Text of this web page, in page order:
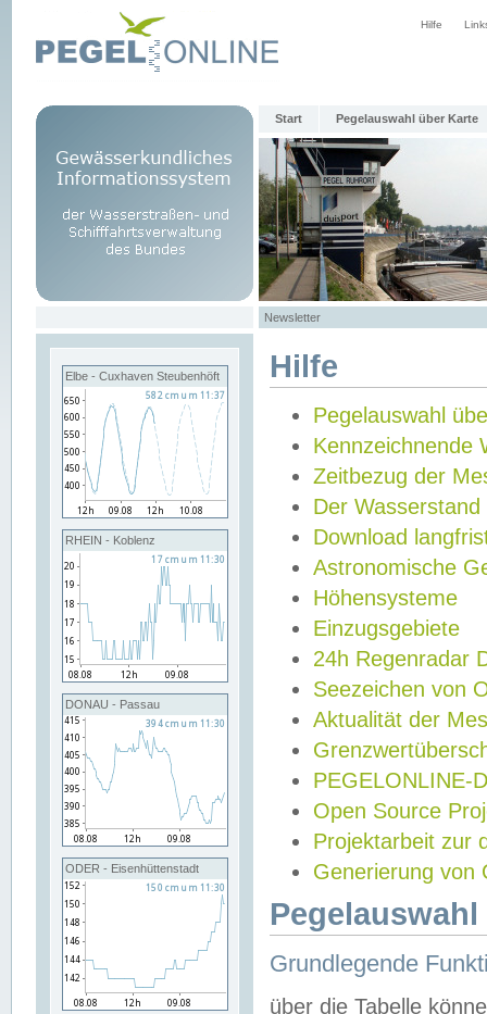
Hilfe
Start Pegelauswahl über Karte
Newsletter
Elbe - Cuxhaven Steubenhöft
RHEIN - Koblenz
DONAU - Passau
ODER - Eisenhüttenstadt
Hilfe
Pegelauswahl
Kennzeichnende
Zeitbezug der
Der Wasserstand
Download
Astronomische
Höhensysteme
Einzugsgebiete
24h Regenradar
Seezeichen von
Aktualität der
PEGELONLINE-
Open Source
Projektarbeit zur
Generierung von
Grundlegende
über die Tabelle